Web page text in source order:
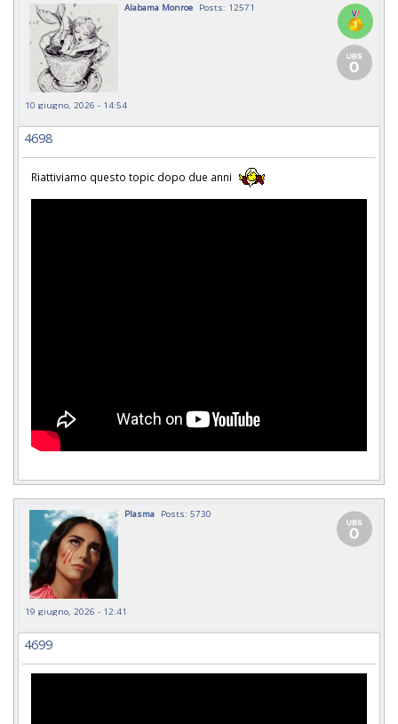
Alabama Monroe Posts: 12571
10 giugno, 2026 - 14:54
4698
Riattiviamo questo topic dopo due anni
Plasma Posts: 5730
19 giugno, 2026 - 12:41
4699